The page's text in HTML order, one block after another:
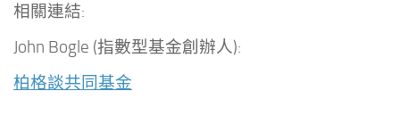
相關連結:
John Bogle (指數型基金創辦人):
柏格談共同基金